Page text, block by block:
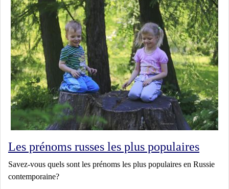
Les prénoms russes les plus populaires
Savez-vous quels sont les prénoms les plus populaires en Russie
contemporaine?